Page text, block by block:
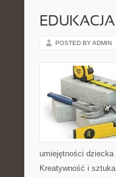
POSTED BY ADMIN
umiejętności dziecka
Kreatywność i